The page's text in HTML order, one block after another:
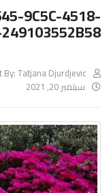
9C5C-4518-
By:Tatjana Djurdjevic
سبتمبر 20, 2021